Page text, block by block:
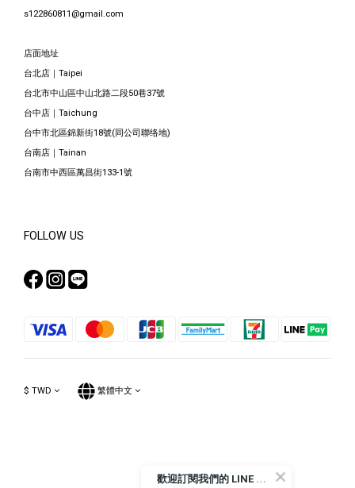
s122860811@gmail.com
店面地址
台北店｜Taipei
台北市中山區中山北路二段50巷37號
台中店｜Taichung
台中市北區錦新街18號(同公司聯络地)
台南店｜Tainan
台南市中西區萬昌街133-1號
FOLLOW US
$ TWD 繁體中文
歡
迎訂閱我們的 LINE 官方帳號